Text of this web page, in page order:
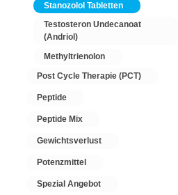
Stanozolol Tabletten
Testosteron Undecanoat
(Andriol)
Methyltrienolon
Post Cycle Therapie (PCT)
Peptide
Peptide Mix
Gewichtsverlust
Potenzmittel
Spezial Angebot